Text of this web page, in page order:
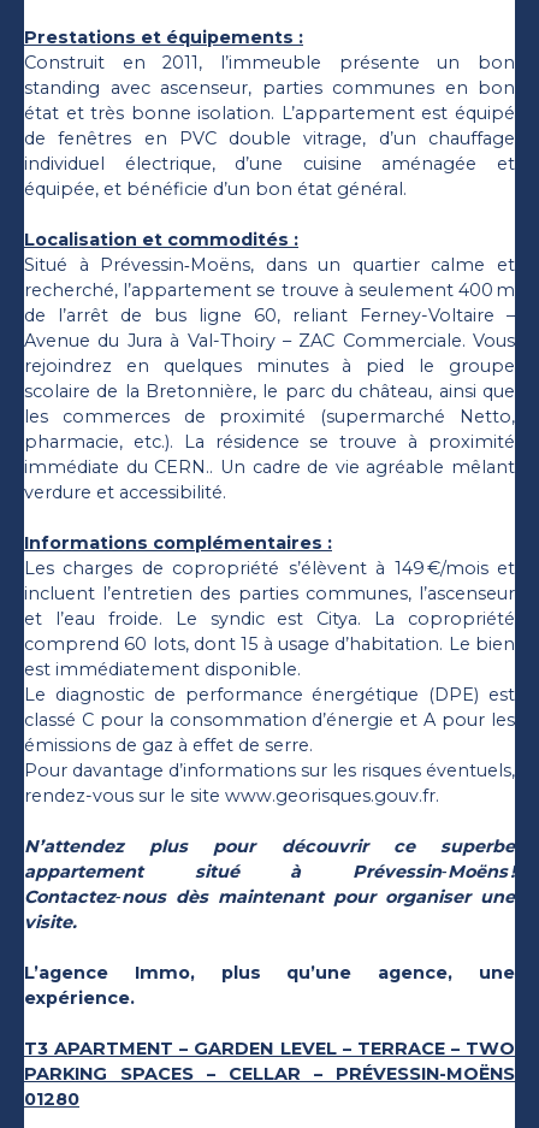
Prestations et équipements :
Construit en 2011, l’immeuble présente un bon
standing avec ascenseur, parties communes en bon
état et très bonne isolation. L’appartement est équipé
de fenêtres en PVC double vitrage, d’un chauffage
individuel électrique, d’une cuisine aménagée et
équipée, et bénéficie d’un bon état général.
Localisation et commodités :
Situé à Prévessin‑Moëns, dans un quartier calme et
recherché, l’appartement se trouve à seulement 400 m
de l’arrêt de bus ligne 60, reliant Ferney-Voltaire –
Avenue du Jura à Val-Thoiry – ZAC Commerciale. Vous
rejoindrez en quelques minutes à pied le groupe
scolaire de la Bretonnière, le parc du château, ainsi que
les commerces de proximité (supermarché Netto,
pharmacie, etc.). La résidence se trouve à proximité
immédiate du CERN.. Un cadre de vie agréable mêlant
verdure et accessibilité.
Informations complémentaires :
Les charges de copropriété s’élèvent à 149 €/mois et
incluent l’entretien des parties communes, l’ascenseur
et l’eau froide. Le syndic est Citya. La copropriété
comprend 60 lots, dont 15 à usage d’habitation. Le bien
est immédiatement disponible.
Le diagnostic de performance énergétique (DPE) est
classé C pour la consommation d’énergie et A pour les
émissions de gaz à effet de serre.
Pour davantage d’informations sur les risques éventuels,
rendez-vous sur le site www.georisques.gouv.fr.
N’attendez plus pour découvrir ce superbe
appartement situé à Prévessin‑Moëns !
Contactez‑nous dès maintenant pour organiser une
visite.
L’agence Immo, plus qu’une agence, une
expérience.
T3 APARTMENT – GARDEN LEVEL – TERRACE – TWO
PARKING SPACES – CELLAR – PRÉVESSIN-MOËNS
01280